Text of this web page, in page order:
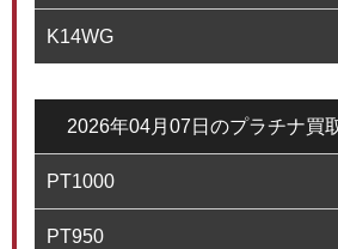
K14WG
2026年04月07日のプラチナ買
PT1000
PT950